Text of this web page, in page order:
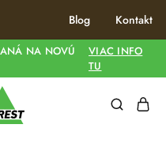
Blog Kontakt
NA NOVÚ
VIAC INFO
TU